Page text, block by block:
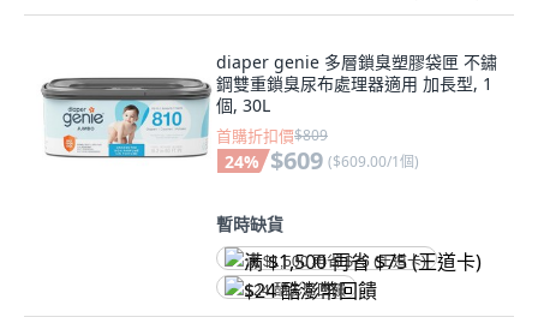
diaper genie 多層鎖臭塑膠袋匣 不鏽
鋼雙重鎖臭尿布處理器適用 加長型, 1
個, 30L
首購折扣價$809
24% $609 ($609.00/1個)
暫時缺貨
满 $1,500 再省 $75 (王道卡)
$24 酷澎幣回饋